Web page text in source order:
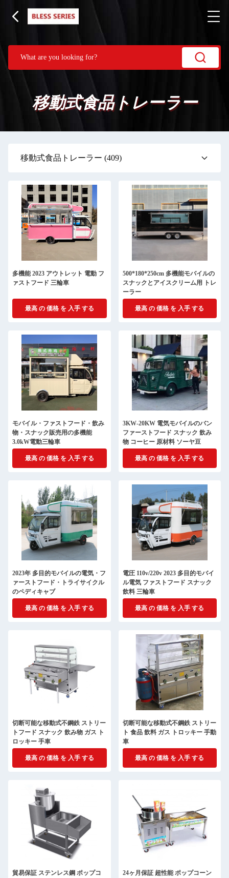
移動式食品トレーラー
移動式食品トレーラー (409)
多機能 2023 アウトレット 電動 フ
ァストフード 三輪車
最高 の 価格 を 入手 する
500*180*250cm 多機能モバイルの
スナックとアイスクリーム用 トレ
ーラー
最高 の 価格 を 入手 する
モバイル・ファストフード・飲み
物・スナック販売用の多機能
3.0kW電動三輪車
最高 の 価格 を 入手 する
3KW-20KW 電気モバイルのバン
ファーストフード スナック 飲み
物 コーヒー 原材料 ソーヤ豆
最高 の 価格 を 入手 する
2023年 多目的モバイルの電気・フ
ァーストフード・トライサイクル
のペディキャブ
最高 の 価格 を 入手 する
電圧 110v/220v 2023 多目的モバイ
ル電気 ファストフード スナック
飲料 三輪車
最高 の 価格 を 入手 する
切断可能な移動式不鋼鉄 ストリー
トフード スナック 飲み物 ガス ト
ロッキー 手車
最高 の 価格 を 入手 する
切断可能な移動式不鋼鉄 ストリー
ト 食品 飲料 ガス トロッキー 手動
車
最高 の 価格 を 入手 する
貿易保証 ステンレス鋼 ポップコ
24ヶ月保証 超性能 ポップコーン